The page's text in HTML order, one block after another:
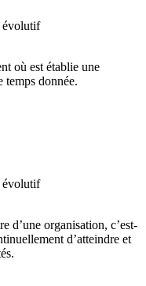
évolutif
où est établie une
temps donnée.
évolutif
d’une organisation, c’est-
d’atteindre et